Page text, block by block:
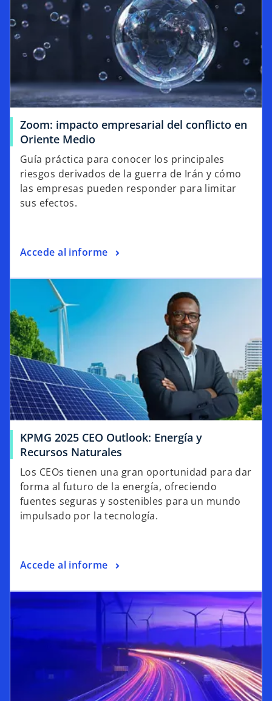
Zoom: impacto empresarial del conflicto en
Oriente Medio
Guía práctica para conocer los principales
riesgos derivados de la guerra de Irán y cómo
las empresas pueden responder para limitar
sus efectos.
Accede al informe
KPMG 2025 CEO Outlook: Energía y
Recursos Naturales
Los CEOs tienen una gran oportunidad para dar
forma al futuro de la energía, ofreciendo
fuentes seguras y sostenibles para un mundo
impulsado por la tecnología.
Accede al informe